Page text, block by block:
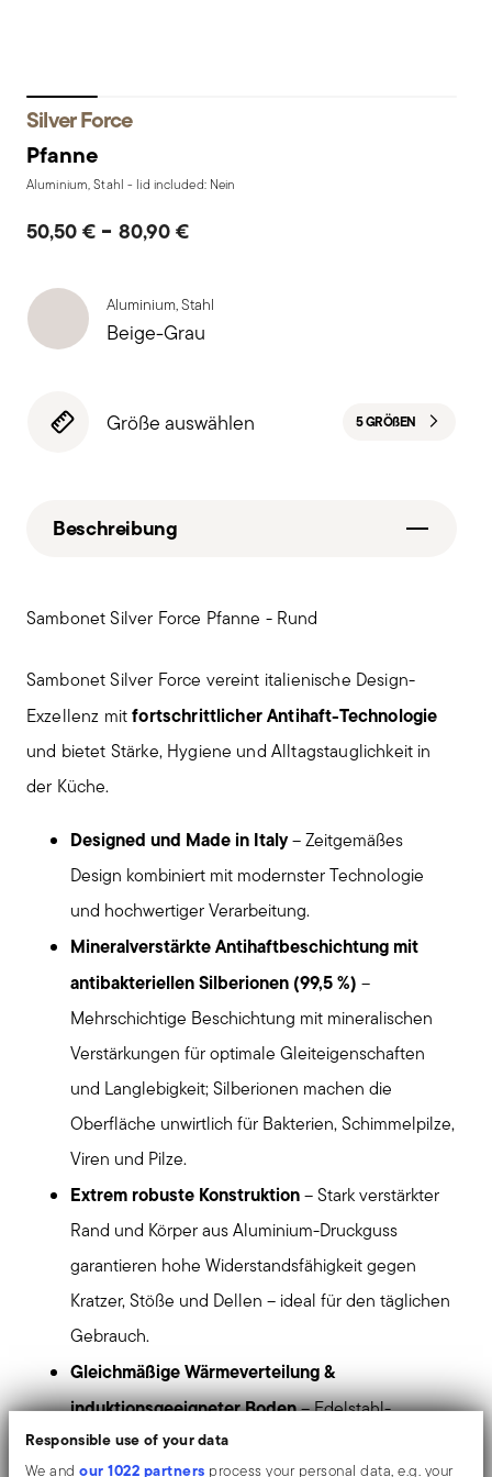
Responsible use of your data
We andour 1022 partners process your personal data, e.g. your
Silver Force
Pfanne
Aluminium, Stahl - lid included: Nein
50,50 € - 80,90 €
Aluminium, Stahl
Beige-Grau
Größe auswählen 5 GRÖßEN
Beschreibung
Sambonet Silver Force Pfanne - Rund
Sambonet Silver Force vereint italienische Design-
Exzellenz mitfortschrittlicher Antihaft-Technologie
und bietet Stärke, Hygiene und Alltagstauglichkeit in
der Küche.
Designed und Made in Italy– Zeitgemäßes
Design kombiniert mit modernster Technologie
und hochwertiger Verarbeitung.
Mineralverstärkte Antihaftbeschichtung mit
antibakteriellen Silberionen (99,5 %) –
Mehrschichtige Beschichtung mit mineralischen
Verstärkungen für optimale Gleiteigenschaften
und Langlebigkeit; Silberionen machen die
Oberfläche unwirtlich für Bakterien, Schimmelpilze,
Viren und Pilze.
Extrem robuste Konstruktion– Stark verstärkter
Rand und Körper aus Aluminium-Druckguss
garantieren hohe Widerstandsfähigkeit gegen
Kratzer, Stöße und Dellen – ideal für den täglichen
Gebrauch.
Gleichmäßige Wärmeverteilung &
induktionsgeeigneter Boden– Edelstahl-
Induktionsboden für Stabilität, Beständigkeit gegen